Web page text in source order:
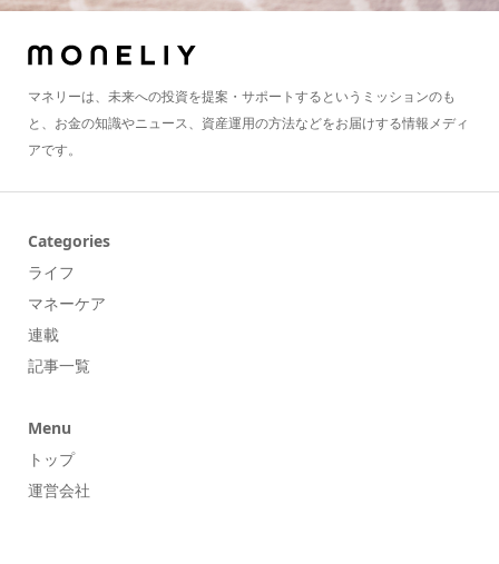
マネリーは、未来への投資を提案・サポートするというミッションのも
と、お金の知識やニュース、資産運用の方法などをお届けする情報メディ
アです。
Categories
ライフ
マネーケア
連載
記事一覧
Menu
トップ
運営会社